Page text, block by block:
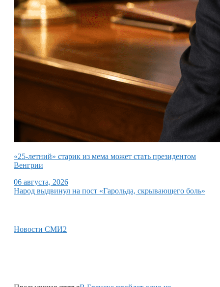
«25-летний» старик из мема может стать президентом
Венгрии
06 августа, 2026
Народ выдвинул на пост «Гарольда, скрывающего боль»
Новости СМИ2